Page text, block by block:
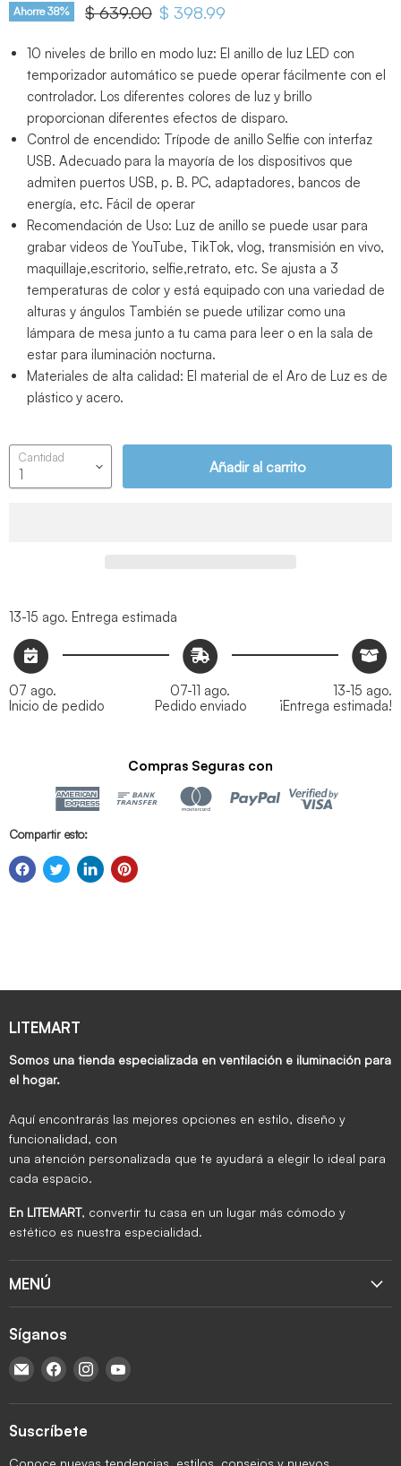
Ahorre38% Precio original
$ 639.00 Precio actual
$ 398.99
10 niveles de brillo en modo luz: El anillo de luz LED con
temporizador automático se puede operar fácilmente con el
controlador. Los diferentes colores de luz y brillo
proporcionan diferentes efectos de disparo.
Control de encendido: Trípode de anillo Selfie con interfaz
USB. Adecuado para la mayoría de los dispositivos que
admiten puertos USB, p. B. PC, adaptadores, bancos de
energía, etc. Fácil de operar
Recomendación de Uso: Luz de anillo se puede usar para
grabar videos de YouTube, TikTok, vlog, transmisión en vivo,
maquillaje,escritorio, selfie,retrato, etc. Se ajusta a 3
temperaturas de color y está equipado con una variedad de
alturas y ángulos También se puede utilizar como una
lámpara de mesa junto a tu cama para leer o en la sala de
estar para iluminación nocturna.
Materiales de alta calidad: El material de el Aro de Luz es de
plástico y acero.
Cantidad
Añadir al carrito
13-15 ago. Entrega estimada
07 ago.
Inicio de pedido
07-11 ago.
Pedido enviado
13-15 ago.
¡Entrega estimada!
Compras Seguras con
Compartir esto:
LITEMART
Somos una tienda especializada en ventilación e iluminación para
el hogar.
Aquí encontrarás las mejores opciones en estilo, diseño y
funcionalidad, con
una atención personalizada que te ayudará a elegir lo ideal para
cada espacio.
En LITEMART, convertir tu casa en un lugar más cómodo y
estético es nuestra especialidad.
MENÚ
Síganos
Encuéntrenos en Correo electrónico
Encuéntrenos en Facebook
Encuéntrenos en Instagram
Suscríbete